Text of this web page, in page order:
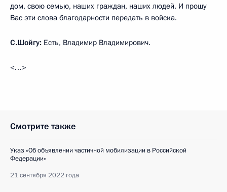
дом, свою семью, наших граждан, наших людей. И прошу
Вас эти слова благодарности передать в войска.
С.Шойгу: Есть, Владимир Владимирович.
<…>
Смотрите также
Указ «Об объявлении частичной мобилизации в Российской
Федерации»
21 сентября 2022 года